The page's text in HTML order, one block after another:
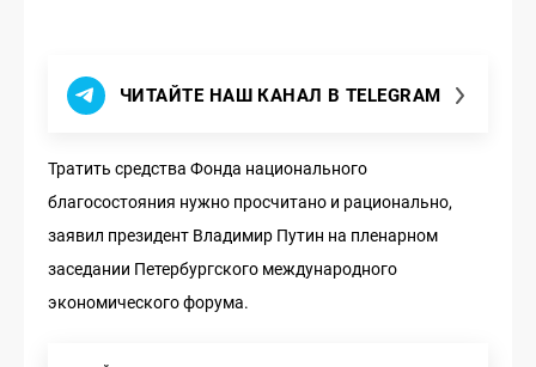
ЧИТАЙТЕ НАШ КАНАЛ В TELEGRAM
Тратить средства Фонда национального
благосостояния нужно просчитано и рационально,
заявил президент Владимир Путин на пленарном
заседании Петербургского международного
экономического форума.